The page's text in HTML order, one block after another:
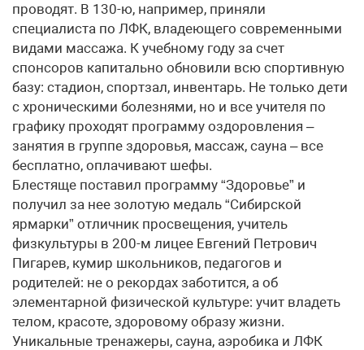
проводят. В 130-ю, например, приняли
специалиста по ЛФК, владеющего современными
видами массажа. К учебному году за счет
спонсоров капитально обновили всю спортивную
базу: стадион, спортзал, инвентарь. Не только дети
с хроническими болезнями, но и все учителя по
графику проходят программу оздоровления –
занятия в группе здоровья, массаж, сауна – все
бесплатно, оплачивают шефы.
Блестяще поставил программу “Здоровье” и
получил за нее золотую медаль “Сибирской
ярмарки” отличник просвещения, учитель
физкультуры в 200-м лицее Евгений Петрович
Пигарев, кумир школьников, педагогов и
родителей: не о рекордах заботится, а об
элементарной физической культуре: учит владеть
телом, красоте, здоровому образу жизни.
Уникальные тренажеры, сауна, аэробика и ЛФК